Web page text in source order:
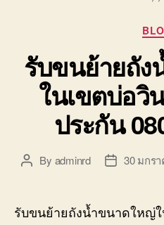
รับขนย้ายถั
ในเขตบ่อวิ
ประกัน
PostBy adminrd
Post30 มกร
รับขนย้ายถังน้ำขนาดใหญ่